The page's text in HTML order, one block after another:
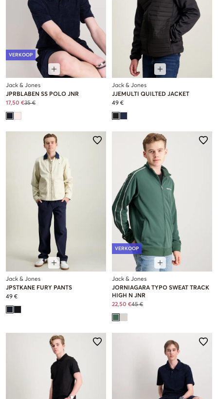
VERKOOP
Jack & Jones
JPRBLABEN SS POLO JNR
17,50 €35 €
Jack & Jones
JJEMULTI QUILTED JACKET
49 €
Jack & Jones
JPSTKANE FURY PANTS
49 €
VERKOOP
Jack & Jones
JORNIAGARA TYPO SWEAT TRACK
HIGH N JNR
22,50 €45 €